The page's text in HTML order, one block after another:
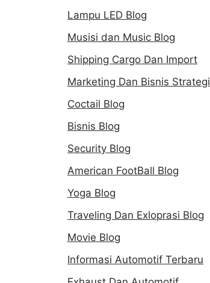
Lampu LED Blog
Musisi dan Music Blog
Shipping Cargo Dan Import
Marketing Dan Bisnis Strategi
Coctail Blog
Bisnis Blog
Security Blog
American FootBall Blog
Yoga Blog
Traveling Dan Exloprasi Blog
Movie Blog
Informasi Automotif Terbaru